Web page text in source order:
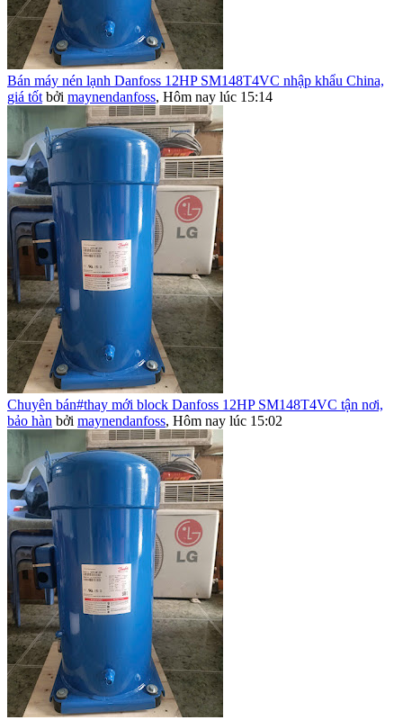
Bán máy nén lạnh Danfoss 12HP SM148T4VC nhập khẩu China,
giá tốt bởi maynendanfoss, Hôm nay lúc 15:14
Chuyên bán#thay mới block Danfoss 12HP SM148T4VC tận nơi,
bảo hàn bởi maynendanfoss, Hôm nay lúc 15:02